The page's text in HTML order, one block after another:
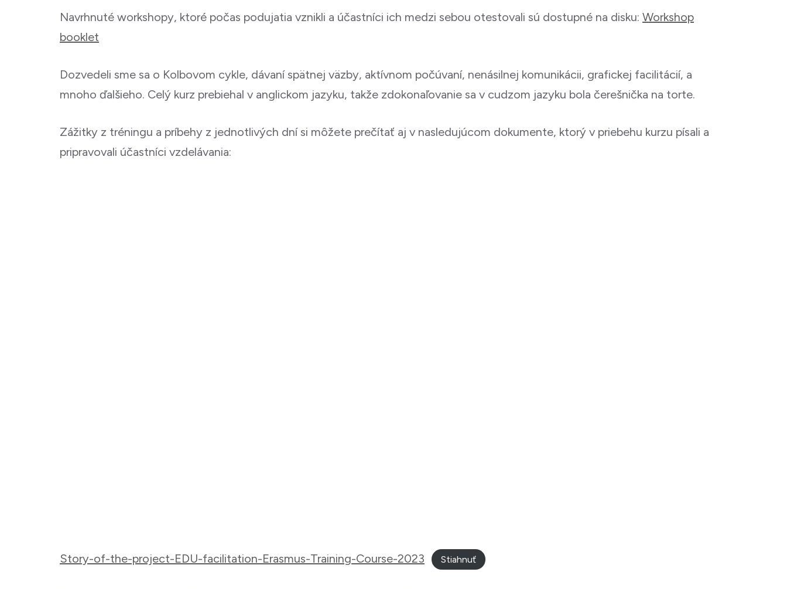
Navrhnuté workshopy, ktoré počas podujatia vznikli a účastníci ich medzi sebou otestovali sú dostupné na disku: Workshop
booklet
Dozvedeli sme sa o Kolbovom cykle, dávaní spätnej väzby, aktívnom počúvaní, nenásilnej komunikácii, grafickej facilitácií, a
mnoho ďalšieho. Celý kurz prebiehal v anglickom jazyku, takže zdokonaľovanie sa v cudzom jazyku bola čerešnička na torte.
Zážitky z tréningu a príbehy z jednotlivých dní si môžete prečítať aj v nasledujúcom dokumente, ktorý v priebehu kurzu písali a
pripravovali účastníci vzdelávania:
Story-of-the-project-EDU-facilitation-Erasmus-Training-Course-2023 Stiahnuť